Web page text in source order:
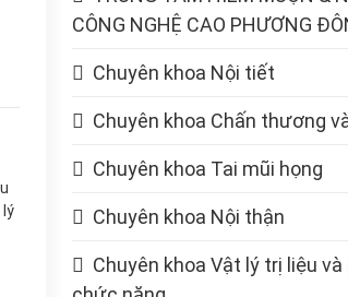
lý
CÔNG NGHỆ CAO PHƯƠNG
Chuyên khoa Nội tiết
Chuyên khoa Chấn thương
Chuyên khoa Tai mũi họng
Chuyên khoa Nội thận
Chuyên khoa Vật lý trị liệu và